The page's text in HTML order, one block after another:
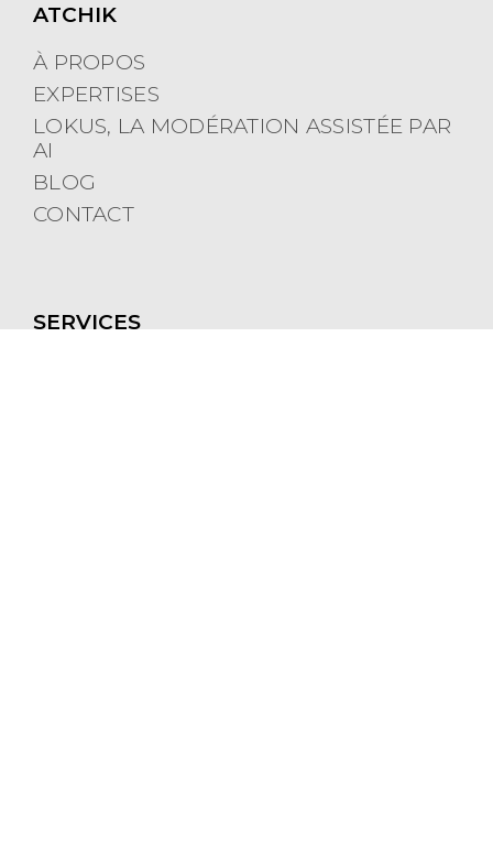
ATCHIK
À PROPOS
EXPERTISES
LOKUS, LA MODÉRATION ASSISTÉE PAR
AI
BLOG
CONTACT
SERVICES